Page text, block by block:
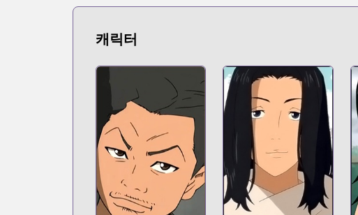
https://bookwalker.jp/series/502830
Official English
Coolmic
https://coolmic.me/titles/5072
Kodansha
Kodansha
https://kodansha.us/series/beck/
캐릭터